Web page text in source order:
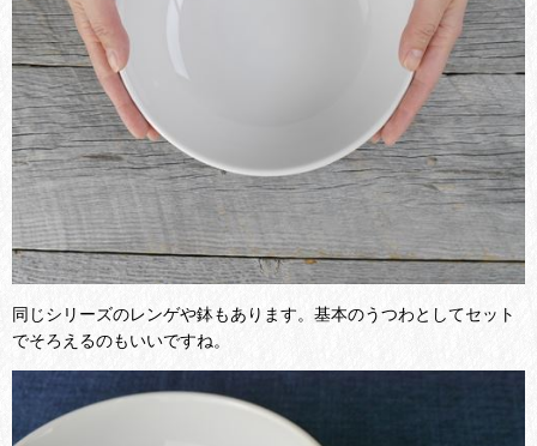
同じシリーズのレンゲや鉢もあります。基本のうつわとしてセット
でそろえるのもいいですね。